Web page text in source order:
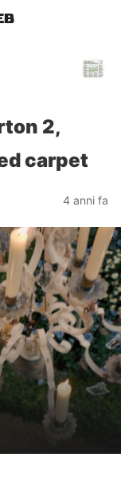
2,
carpet
4 anni fa